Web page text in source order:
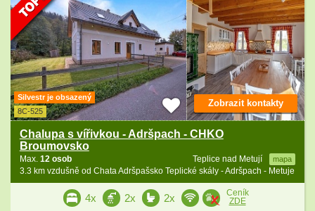
Silvestr je obsazený
8C-525
Chalupa s vířivkou - Adršpach - CHKO
Broumovsko
Teplice nad Metují mapa
Max. 12 osob
3.3 km vzdušně od Chata Adršpašsko Teplické skály - Adršpach - Metuje
Zobrazit kontakty
4x 2x 2x
Ceník
ZDE